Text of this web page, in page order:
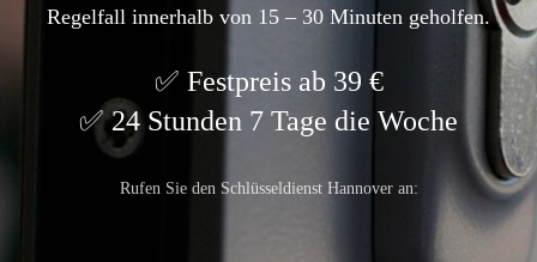
Regelfall innerhalb von 15 – 30 Minuten geholfen.
Festpreis ab 39 €
24 Stunden 7 Tage die Woche
Rufen Sie den Schlüsseldienst Hannover an: